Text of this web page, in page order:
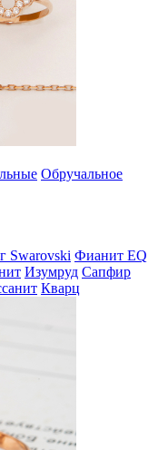
Обручальное
Swarovski Фианит EQ
Изумруд Сапфир
Кварц